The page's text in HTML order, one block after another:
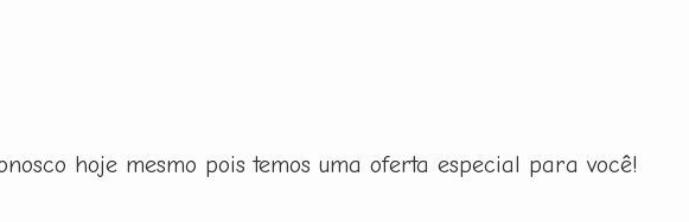
hoje mesmo pois temos uma oferta especial para você!